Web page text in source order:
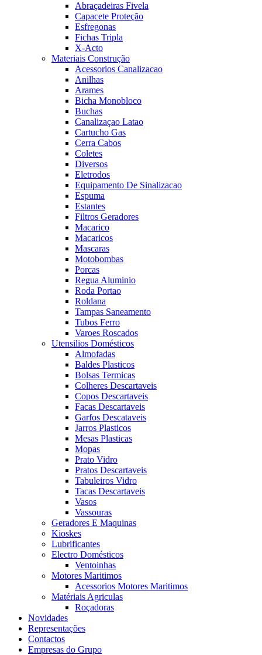
Abraçadeiras Fivela
Capacete Proteção
Esfregonas
Fichas Tripla
X-Acto
Materiais Construção
Acessorios Canalizacao
Anilhas
Arames
Bicha Monobloco
Buchas
Canalizaçao Latao
Cartucho Gas
Cerra Cabos
Coletes
Diversos
Eletrodos
Equipamento De Sinalizacao
Espuma
Estantes
Filtros Geradores
Macarico
Macaricos
Mascaras
Motobombas
Porcas
Regua Aluminio
Roda Portao
Roldana
Tampas Saneamento
Tubos Ferro
Varoes Roscados
Utensilios Domésticos
Almofadas
Baldes Plasticos
Bolsas Termicas
Colheres Descartaveis
Copos Descartaveis
Facas Descartaveis
Garfos Descataveis
Jarros Plasticos
Mesas Plasticas
Mopas
Prato Vidro
Pratos Descartaveis
Tabuleiros Vidro
Tacas Descartaveis
Vasos
Vassouras
Geradores E Maquinas
Kioskes
Lubrificantes
Electro Domésticos
Ventoinhas
Motores Maritimos
Acessorios Motores Maritimos
Matériais Agriculas
Roçadoras
Novidades
Representações
Contactos
Empresas do Grupo